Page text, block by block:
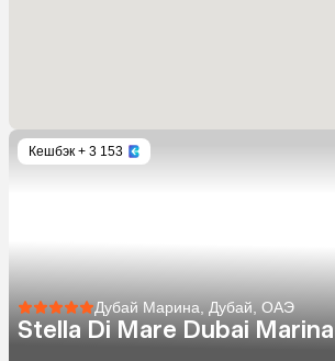
Кешбэк + 3 153
Дубай Марина, Дубай, ОАЭ
Stella Di Mare Dubai Marina